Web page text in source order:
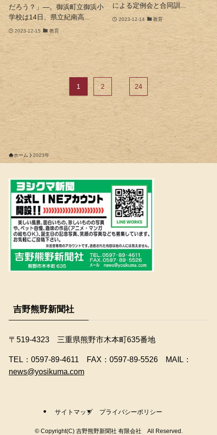
だろう？」―。御浜町立御浜小
学校は14日、県立紀南高...
2023-12-15 教育
による定例会と合同訓...
2023-12-14 教育
1 2 ... 24
ホーム 2023年
吉野熊野新聞社
〒519-4323 三重県熊野市木本町635番地
​TEL：0597-89-4611 FAX：0597-89-5526 MAIL：
news@yosikuma.com
サイトマップ プライバシーポリシー
©Copyright(C) 吉野熊野新聞社 有限会社 All Reserved.